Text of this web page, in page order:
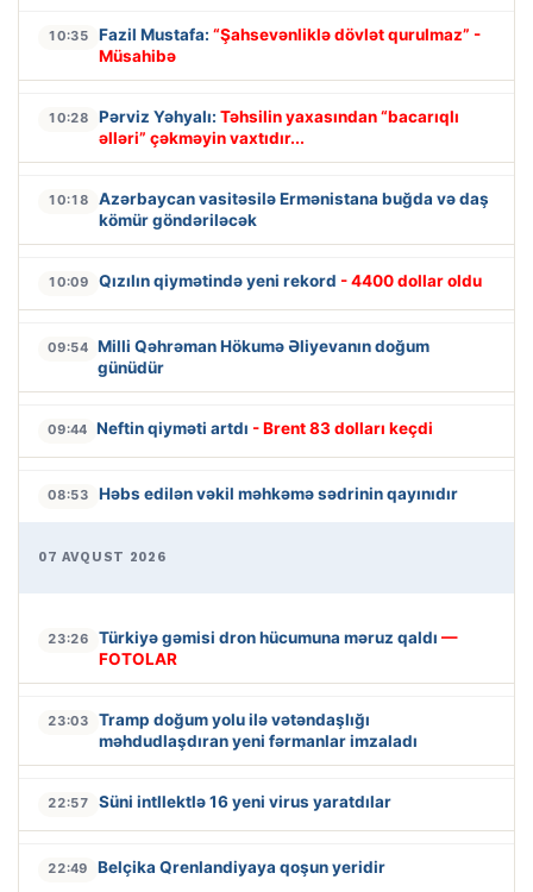
10:35 Fazil Mustafa: “Şahsevənliklə dövlət qurulmaz” -
Müsahibə
10:28 Pərviz Yəhyalı: Təhsilin yaxasından “bacarıqlı
əlləri” çəkməyin vaxtıdır...
10:18
Azərbaycan vasitəsilə Ermənistana buğda və daş
kömür göndəriləcək
10:09 Qızılın qiymətində yeni rekord - 4400 dollar oldu
09:54 Milli Qəhrəman Hökumə Əliyevanın doğum
günüdür
09:44 Neftin qiyməti artdı - Brent 83 dolları keçdi
08:53 Həbs edilən vəkil məhkəmə sədrinin qayınıdır
07 AVQUST 2026
23:26 Türkiyə gəmisi dron hücumuna məruz qaldı —
FOTOLAR
23:03
Tramp doğum yolu ilə vətəndaşlığı
məhdudlaşdıran yeni fərmanlar imzaladı
22:57 Süni intllektlə 16 yeni virus yaratdılar
22:49 Belçika Qrenlandiyaya qoşun yeridir